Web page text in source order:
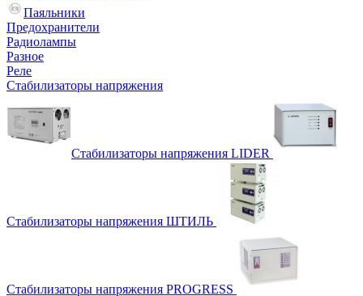
Паяльники
Предохранители
Радиолампы
Разное
Реле
Стабилизаторы напряжения
Стабилизаторы напряжения LIDER
Стабилизаторы напряжения ШТИЛЬ
Стабилизаторы напряжения PROGRESS